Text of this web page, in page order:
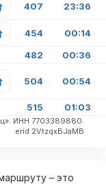
407 23:36
454 00:14
482 00:36
504 00:54
515 01:03
ИНН 7703389880.
erid 2VtzqxBJaMB
– это